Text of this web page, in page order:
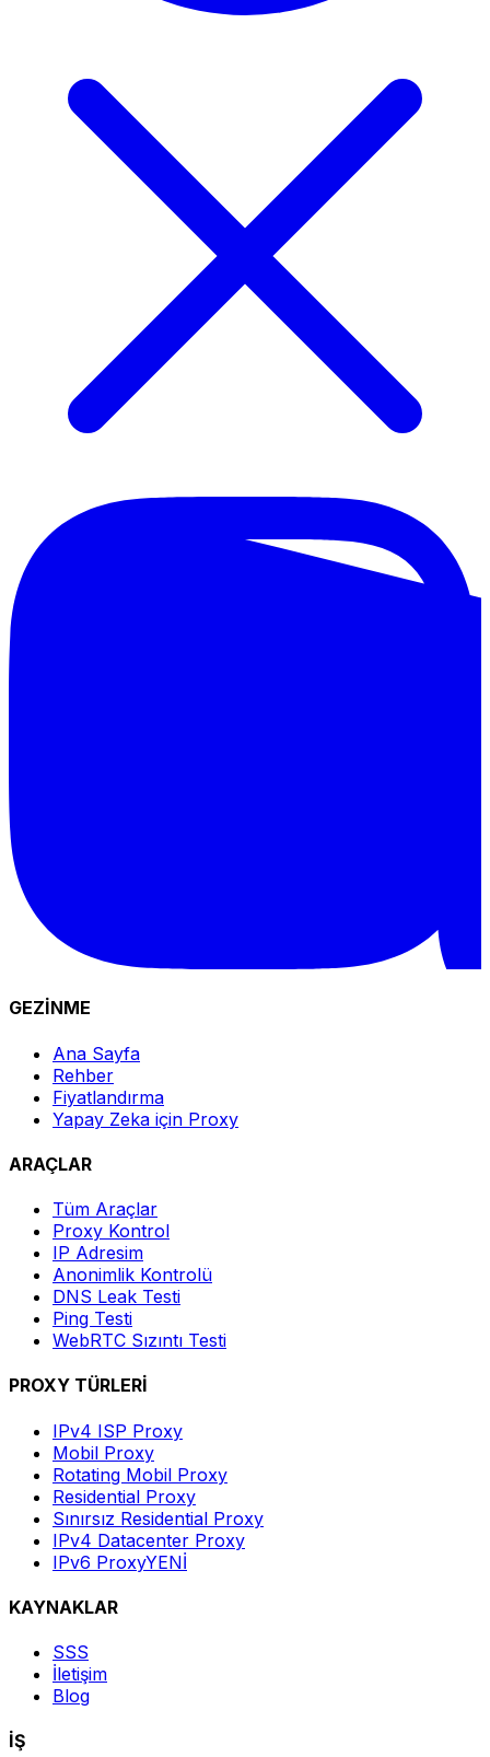
GEZİNME
Ana Sayfa
Rehber
Fiyatlandırma
Yapay Zeka için Proxy
ARAÇLAR
Tüm Araçlar
Proxy Kontrol
IP Adresim
Anonimlik Kontrolü
DNS Leak Testi
Ping Testi
WebRTC Sızıntı Testi
PROXY TÜRLERİ
IPv4 ISP Proxy
Mobil Proxy
Rotating Mobil Proxy
Residential Proxy
Sınırsız Residential Proxy
IPv4 Datacenter Proxy
IPv6 ProxyYENİ
KAYNAKLAR
SSS
İletişim
Blog
İŞ